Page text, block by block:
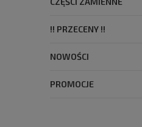
!! PRZECENY !!
NOWOŚCI
PROMOCJE